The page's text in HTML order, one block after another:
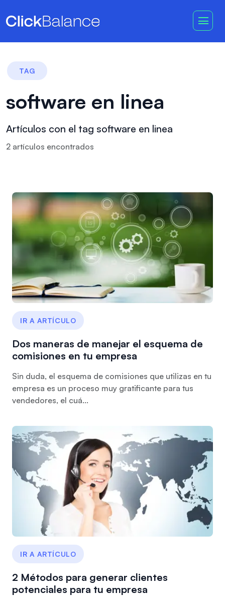
TAG
software en linea
Artículos con el tag software en linea
2 artículos encontrados
IR A ARTÍCULO
Dos maneras de manejar el esquema de
comisiones en tu empresa
Sin duda, el esquema de comisiones que utilizas en tu
empresa es un proceso muy gratificante para tus
vendedores, el cuá...
IR A ARTÍCULO
2 Métodos para generar clientes
potenciales para tu empresa